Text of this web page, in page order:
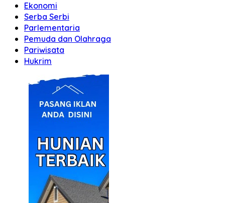
Ekonomi
Serba Serbi
Parlementaria
Pemuda dan Olahraga
Pariwisata
Hukrim